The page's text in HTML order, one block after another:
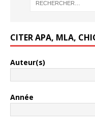
CITER APA, MLA,
Auteur(s)
Année